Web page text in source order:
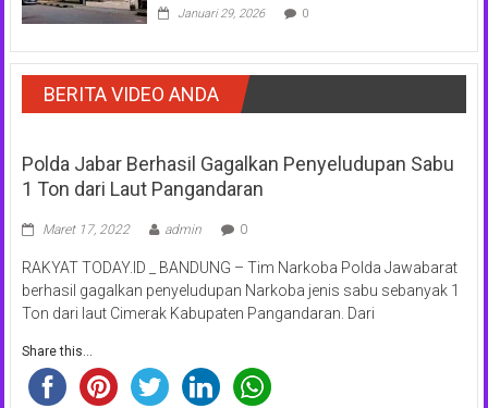
Januari 29, 2026 0
BERITA VIDEO ANDA
Polda Jabar Berhasil Gagalkan Penyeludupan Sabu
1 Ton dari Laut Pangandaran
Maret 17, 2022 admin 0
RAKYAT TODAY.ID _ BANDUNG – Tim Narkoba Polda Jawabarat
berhasil gagalkan penyeludupan Narkoba jenis sabu sebanyak 1
Ton dari laut Cimerak Kabupaten Pangandaran. Dari
Share this...